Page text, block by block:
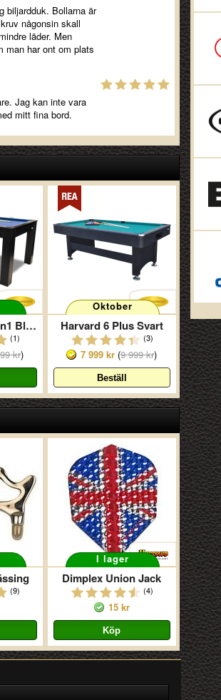
biljardduk. Bollarna är
någonsin skall
läder. Men
man har ont om plats
Jag kan inte vara
mitt fina bord.
Mars De Luxe 3in1 Black
(1)
kr)
Oktober
Harvard 6 Plus Svart
(3)
7 999 kr (9 999 kr)
(9)
I lager
Dimplex Union Jack
(4)
15 kr